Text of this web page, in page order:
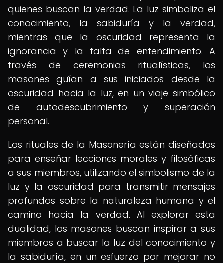
quienes buscan la verdad. La luz simboliza el
conocimiento, la sabiduría y la verdad,
mientras que la oscuridad representa la
ignorancia y la falta de entendimiento. A
través de ceremonias ritualísticas, los
masones guían a sus iniciados desde la
oscuridad hacia la luz, en un viaje simbólico
de autodescubrimiento y superación
personal.
Los rituales de la Masonería están diseñados
para enseñar lecciones morales y filosóficas
a sus miembros, utilizando el simbolismo de la
luz y la oscuridad para transmitir mensajes
profundos sobre la naturaleza humana y el
camino hacia la verdad. Al explorar esta
dualidad, los masones buscan inspirar a sus
miembros a buscar la luz del conocimiento y
la sabiduría, en un esfuerzo por mejorar no